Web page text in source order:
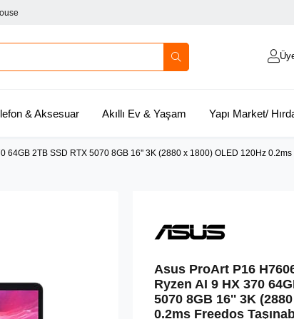
& Aksesuar Akıllı Ev & Yaşam Yapı Market/
64GB 2TB SSD RTX 5070 8GB 16'' 3K (2880 x 1800) OLED 120Hz
Asus ProArt P16
Ryzen AI 9 HX 370
5070 8GB 16'' 3K
0.2ms Freedos